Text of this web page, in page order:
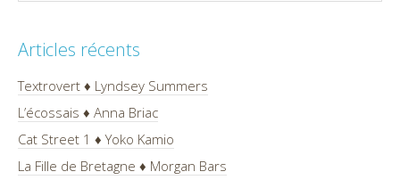
Articles récents
Textrovert ♦ Lyndsey Summers
L’écossais ♦ Anna Briac
Cat Street 1 ♦ Yoko Kamio
La Fille de Bretagne ♦ Morgan Bars